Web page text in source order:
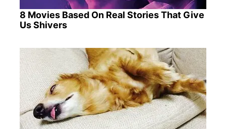
8 Movies Based On Real Stories That Give
Us Shivers